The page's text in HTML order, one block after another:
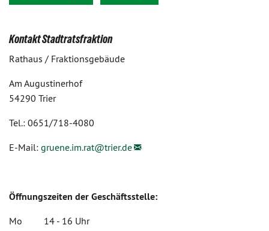
Kontakt Stadtratsfraktion
Rathaus / Fraktionsgebäude
Am Augustinerhof
54290 Trier
Tel.: 0651/718-4080
E-Mail: gruene.im.rat@trier.de
Öffnungszeiten der Geschäftsstelle:
Mo 14 - 16 Uhr